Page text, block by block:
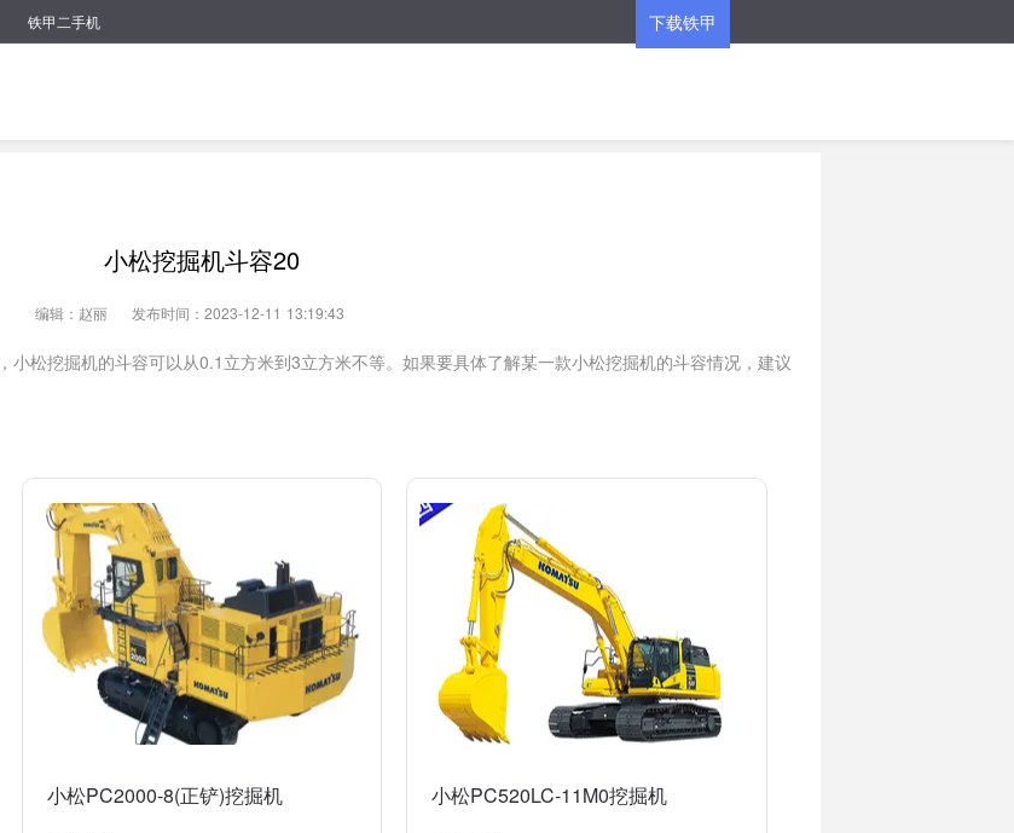
铁甲二手机
下载铁甲
小松挖掘机斗容20
编辑：赵丽 发布时间：2023-12-11 13:19:43
松挖掘机的斗容可以从0.1立方米到3立方米不等。如果要具体了解某一款小松挖掘机的斗容情况，建议
小松PC2000-8(正铲)挖掘机 小松PC520LC-11M0挖掘机